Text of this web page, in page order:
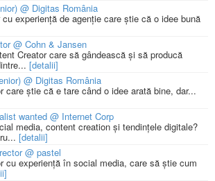
@ Digitas România
experiență de agenție care știe că o idee bună
@ Cohn & Jansen
Creator care să gândească și să producă
[detalii]
@ Digitas România
care știe că e tare când o idee arată bine, dar...
wanted @ Internet Corp
media, content creation și tendințele digitale?
[detalii]
@ pastel
cu experiență în social media, care să știe cum